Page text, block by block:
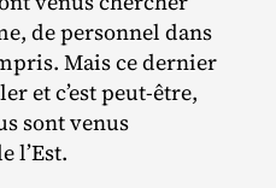
de personnel dans
Mais ce dernier
et c’est peut‐​être,
sont venus
l’Est.